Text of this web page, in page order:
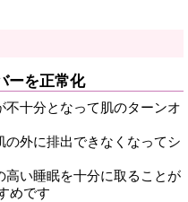
ーを正常化
十分となって肌のターンオ
外に排出できなくなってシ
高い睡眠を十分に取ることが
めです